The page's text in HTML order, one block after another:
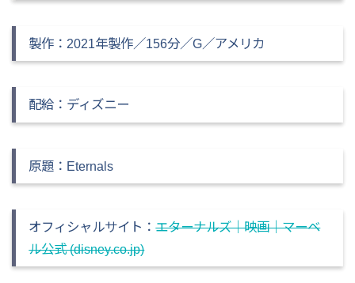
製作：2021年製作／156分／G／アメリカ
配給：ディズニー
原題：Eternals
オフィシャルサイト：エターナルズ｜映画｜マーベ
ル公式 (disney.co.jp)